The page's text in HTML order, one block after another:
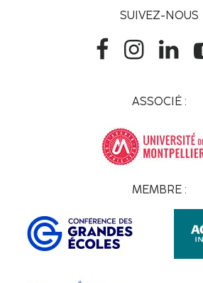
SUIVEZ-NOUS
ASSOCIÉ :
MEMBRE :